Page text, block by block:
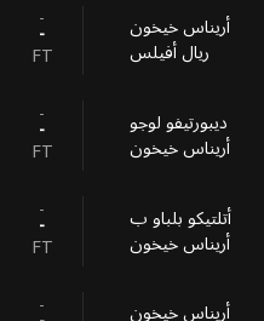
--
FT
أريناس خيخون
ريال أفيلس
--
FT
ديبورتيفو لوجو
أريناس خيخون
--
FT
أتلتيكو بلباو ب
أريناس خيخون
-